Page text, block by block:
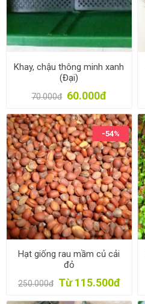
Khay, chậu thông minh xanh
(Đại)
70.000đ 60.000đ
-54%
Hạt giống rau mầm củ cải
đỏ
250.000đ Từ 115.500đ